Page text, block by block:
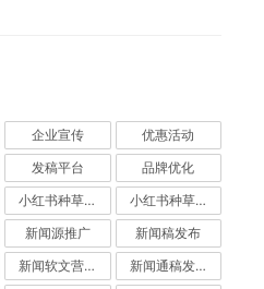
企业宣传 优惠活动
发稿平台 品牌优化
小红书种草推广 小红书种草营销
新闻源推广 新闻稿发布
新闻软文营销推广 新闻通稿发布推广